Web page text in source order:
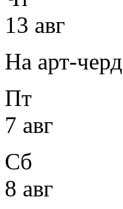
13 авг
На арт-
Пт
7 авг
Сб
8 авг